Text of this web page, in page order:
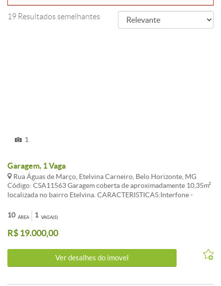
19 Resultados semelhantes
1
Garagem, 1 Vaga
Rua Águas de Março, Etelvina Carneiro, Belo Horizonte, MG
Código: CSA11563 Garagem coberta de aproximadamente 10,35m²
localizada no bairro Etelvina. CARACTERISTICAS:Interfone -
ÁREA
10 VAGA(S)
1
R$ 19.000,00
Ver detalhes do ímovel